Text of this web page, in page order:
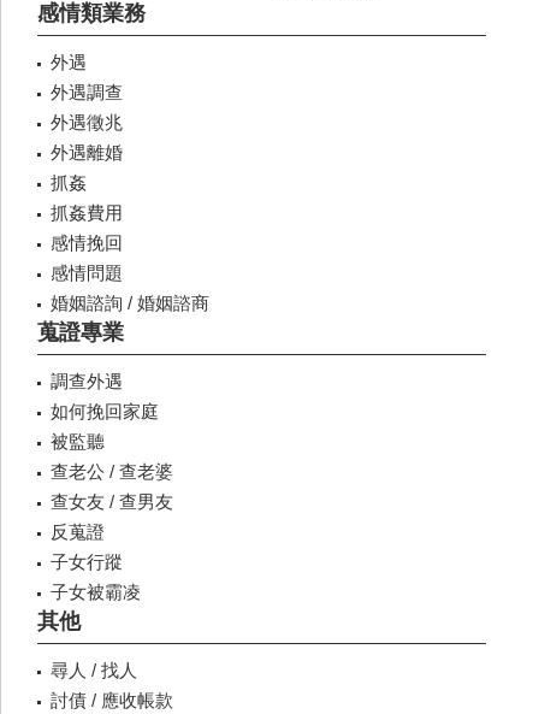
感情類業務
外遇
外遇調查
外遇徵兆
外遇離婚
抓姦
抓姦費用
感情挽回
感情問題
婚姻諮詢 / 婚姻諮商
蒐證專業
調查外遇
如何挽回家庭
被監聽
查老公 / 查老婆
查女友 / 查男友
反蒐證
子女行蹤
子女被霸凌
其他
尋人 / 找人
討債 / 應收帳款